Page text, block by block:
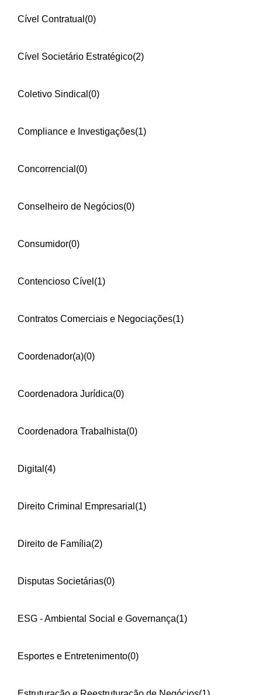
Cível Contratual (0)
Cível Societário Estratégico(2)
Coletivo Sindical (0)
Compliance e Investigações(1)
Concorrencial (0)
Conselheiro de Negócios(0)
Consumidor(0)
Contencioso Cível (1)
Contratos Comerciais e Negociações(1)
Coordenador(a)(0)
Coordenadora Jurídica(0)
Coordenadora Trabalhista(0)
Digital (4)
Direito Criminal Empresarial (1)
Direito de Família(2)
Disputas Societárias(0)
ESG - Ambiental Social e Governança(1)
Esportes e Entretenimento(0)